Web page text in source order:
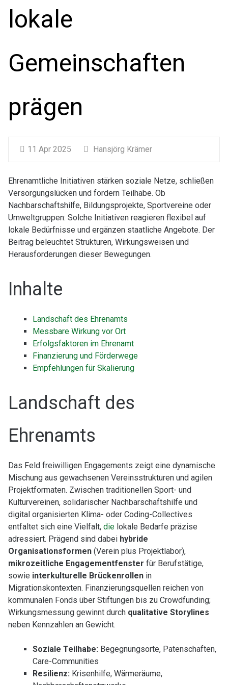
lokale
Gemeinschaften
prägen
11 Apr 2025 Hansjörg Krämer
Ehrenamtliche Initiativen stärken soziale Netze, schließen
Versorgungslücken und fördern Teilhabe. Ob
Nachbarschaftshilfe, Bildungsprojekte, Sportvereine oder
Umweltgruppen: Solche Initiativen reagieren flexibel auf
lokale Bedürfnisse und ergänzen staatliche Angebote. Der
Beitrag beleuchtet Strukturen, Wirkungsweisen und
Herausforderungen dieser Bewegungen.
Inhalte
Landschaft des Ehrenamts
Messbare Wirkung vor Ort
Erfolgsfaktoren im Ehrenamt
Finanzierung und Förderwege
Empfehlungen für Skalierung
Landschaft des
Ehrenamts
Das Feld freiwilligen Engagements zeigt eine dynamische
Mischung aus gewachsenen Vereinsstrukturen und agilen
Projektformaten. Zwischen traditionellen Sport- und
Kulturvereinen, solidarischer Nachbarschaftshilfe und
digital organisierten Klima- oder Coding-Collectives
entfaltet sich eine Vielfalt, dielokale Bedarfe präzise
adressiert. Prägend sind dabei hybride
Organisationsformen(Verein plus Projektlabor),
mikrozeitliche Engagementfenster für Berufstätige,
sowie interkulturelle Brückenrollenin
Migrationskontexten. Finanzierungsquellen reichen von
kommunalen Fonds über Stiftungen bis zu Crowdfunding;
Wirkungsmessung gewinnt durch qualitative Storylines
neben Kennzahlen an Gewicht.
Soziale Teilhabe: Begegnungsorte, Patenschaften,
Care-Communities
Resilienz: Krisenhilfe, Wärmeräume,